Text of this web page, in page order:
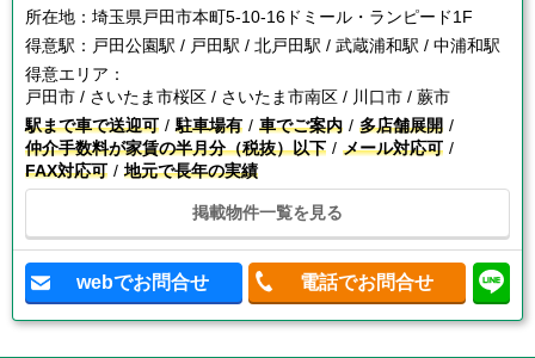
所在地： 埼玉県戸田市本町5-10-16ドミール・ランピード1F
得意駅： 戸田公園駅 / 戸田駅 / 北戸田駅 / 武蔵浦和駅 / 中浦和駅
得意エリア：
戸田市 / さいたま市桜区 / さいたま市南区 / 川口市 / 蕨市
駅まで車で送迎可
駐車場有 車でご案内
多店舗展開
仲介手数料が家賃の半月分（税抜）以下
メール対応可
FAX対応可
地元で長年の実績
掲載物件一覧を見る
webでお問合せ 電話でお問合せ